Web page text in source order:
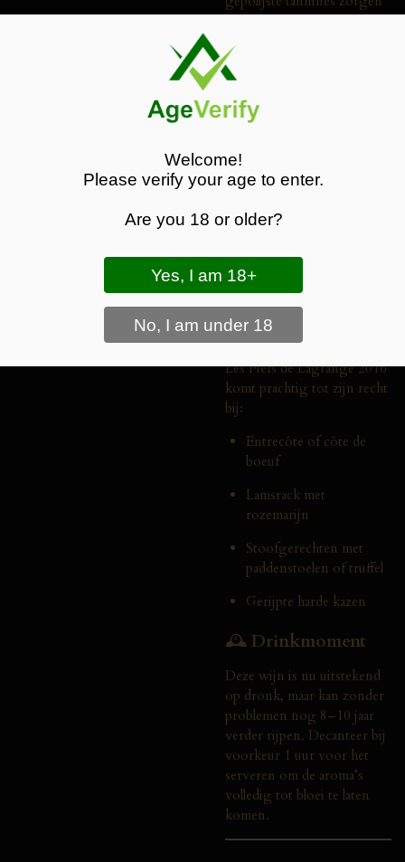
Bordeaux-structuur. De
afdronk is lang en mineraal,
typerend voor Saint-Julien.
Deze wijn is gemaakt van
Merlot en Petit Verdot,
afkomstig van dezelfde
wijngaarden als de Grand
Vin. De opvoeding vindt
waarvan een deel nieuw, wat
zorgt voor extra diepgang
en complexiteit.
🍽️ Wijn & Spijs
Les Fiefs de Lagrange 2016
komt prachtig tot zijn recht
bij:
Entrecôte of côte de
boeuf
Lamsrack met
rozemarijn
Stoofgerechten met
paddenstoelen of truffel
Gerijpte harde kazen
🕰️Drinkmoment
Deze wijn is nu uitstekend
op dronk, maar kan zonder
problemen nog 8–10 jaar
verder rijpen. Decanteer bij
voorkeur 1 uur voor het
serveren om de aroma’s
volledig tot bloei te laten
komen.
Welcome!
Please verify your age to enter.
Are you 18 or older?